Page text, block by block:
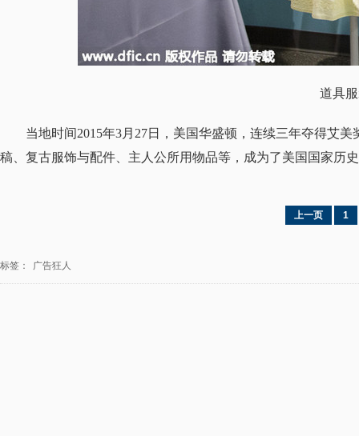
道具
当地时间2015年3月27日，美国华盛顿，连续三年夺得艾
稿、复古服饰与配件、主人公所用物品等，成为了美国国家历
上一页 1
标签： 广告狂人